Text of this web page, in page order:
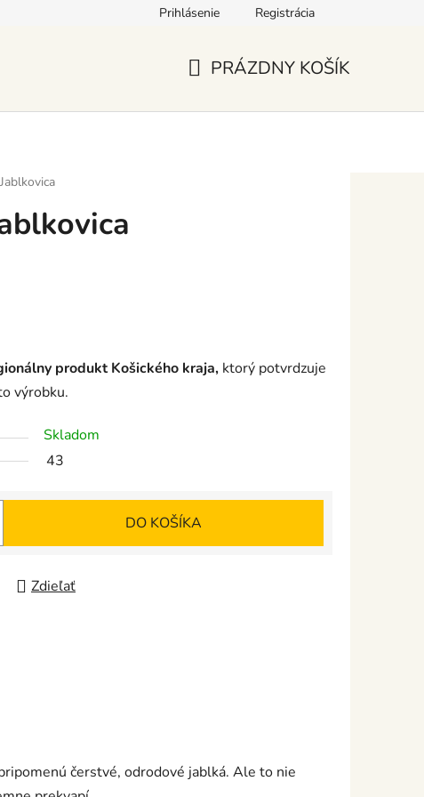
Prihlásenie Registrácia
PRÁZDNY KOŠÍK
produkt Košického kraja, ktorý potvrdzuje
výrobku.
Skladom
43
DO KOŠÍKA
Zdieľať
čerstvé, odrodové jablká. Ale to nie